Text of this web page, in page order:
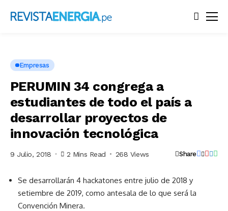
Empresas
PERUMIN 34 congrega a
estudiantes de todo el país a
desarrollar proyectos de
innovación tecnológica
9 Julio, 2018 2 Mins Read 268 Views Share
Se desarrollarán 4 hackatones entre julio de 2018 y
setiembre de 2019, como antesala de lo que será la
Convención Minera.